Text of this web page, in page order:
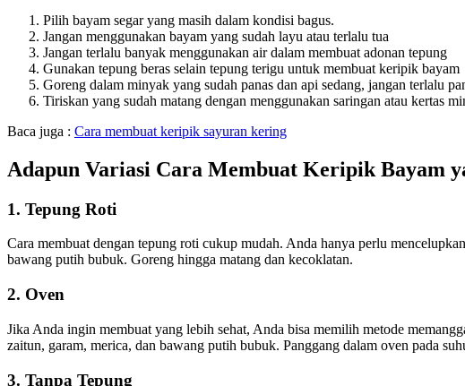
Pilih bayam segar yang masih dalam kondisi bagus.
Jangan menggunakan bayam yang sudah layu atau terlalu tua
Jangan terlalu banyak menggunakan air dalam membuat adonan tepung
Gunakan tepung beras selain tepung terigu untuk membuat keripik bayam
Goreng dalam minyak yang sudah panas dan api sedang, jangan terlalu
Tiriskan yang sudah matang dengan menggunakan saringan atau kertas
Baca juga : Cara membuat keripik sayuran kering
Adapun Variasi Cara Membuat Keripik Bayam
1. Tepung Roti
Cara membuat dengan tepung roti cukup mudah. Anda hanya perlu
bawang putih bubuk. Goreng hingga matang dan kecoklatan.
2. Oven
Jika Anda ingin membuat yang lebih sehat, Anda bisa memilih metode
zaitun, garam, merica, dan bawang putih bubuk. Panggang dalam oven pada
3. Tanpa Tepung